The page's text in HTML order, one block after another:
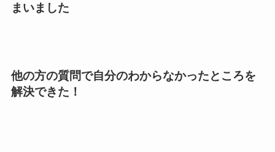
まいました
他の方の質問で自分のわからなかったところを
解決できた！